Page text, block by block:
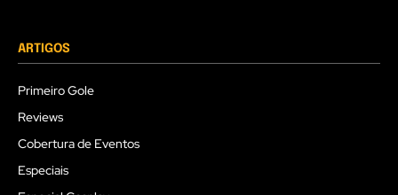
ARTIGOS
Primeiro Gole
Reviews
Cobertura de Eventos
Especiais